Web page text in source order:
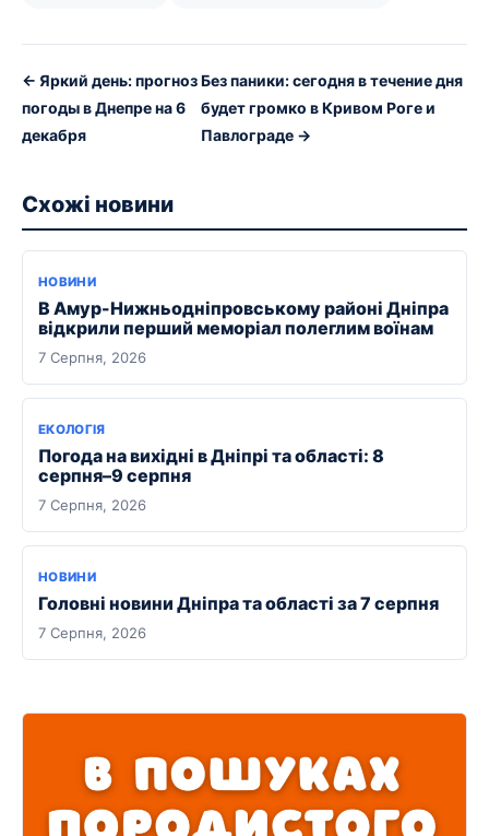
← Яркий день: прогноз
погоды в Днепре на 6
декабря
Без паники: сегодня в течение дня
будет громко в Кривом Роге и
Павлограде →
Схожі новини
НОВИНИ
В Амур-Нижньодніпровському районі Дніпра
відкрили перший меморіал полеглим воїнам
7 Серпня, 2026
ЕКОЛОГІЯ
Погода на вихідні в Дніпрі та області: 8
серпня–9 серпня
7 Серпня, 2026
НОВИНИ
Головні новини Дніпра та області за 7 серпня
7 Серпня, 2026